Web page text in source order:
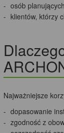
osób
klientów, którzy
Najważniejsze
dopasowanie
zgodność z